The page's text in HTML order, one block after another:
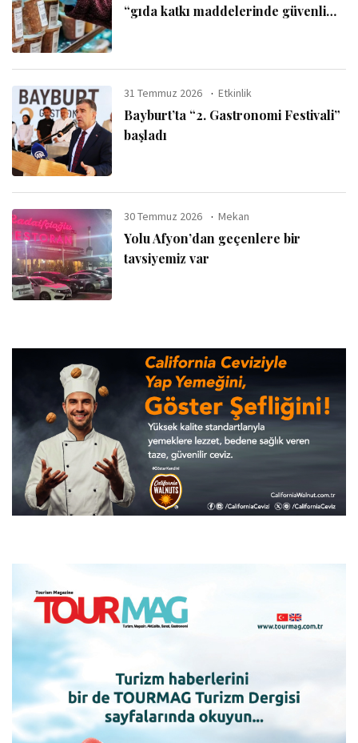
“gıda katkı maddelerinde güvenli
31 Temmuz 2026 Etkinlik
Bayburt’ta “2. Gastronomi Festivali”
başladı
30 Temmuz 2026 Mekan
Yolu Afyon’dan geçenlere bir
tavsiyemiz var